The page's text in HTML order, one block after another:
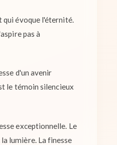
qui évoque l'éternité.
pas à
d'un avenir
le témoin silencieux
exceptionnelle. Le
lumière. La finesse